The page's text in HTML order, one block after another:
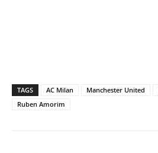
TAGS AC Milan Manchester United
Ruben Amorim